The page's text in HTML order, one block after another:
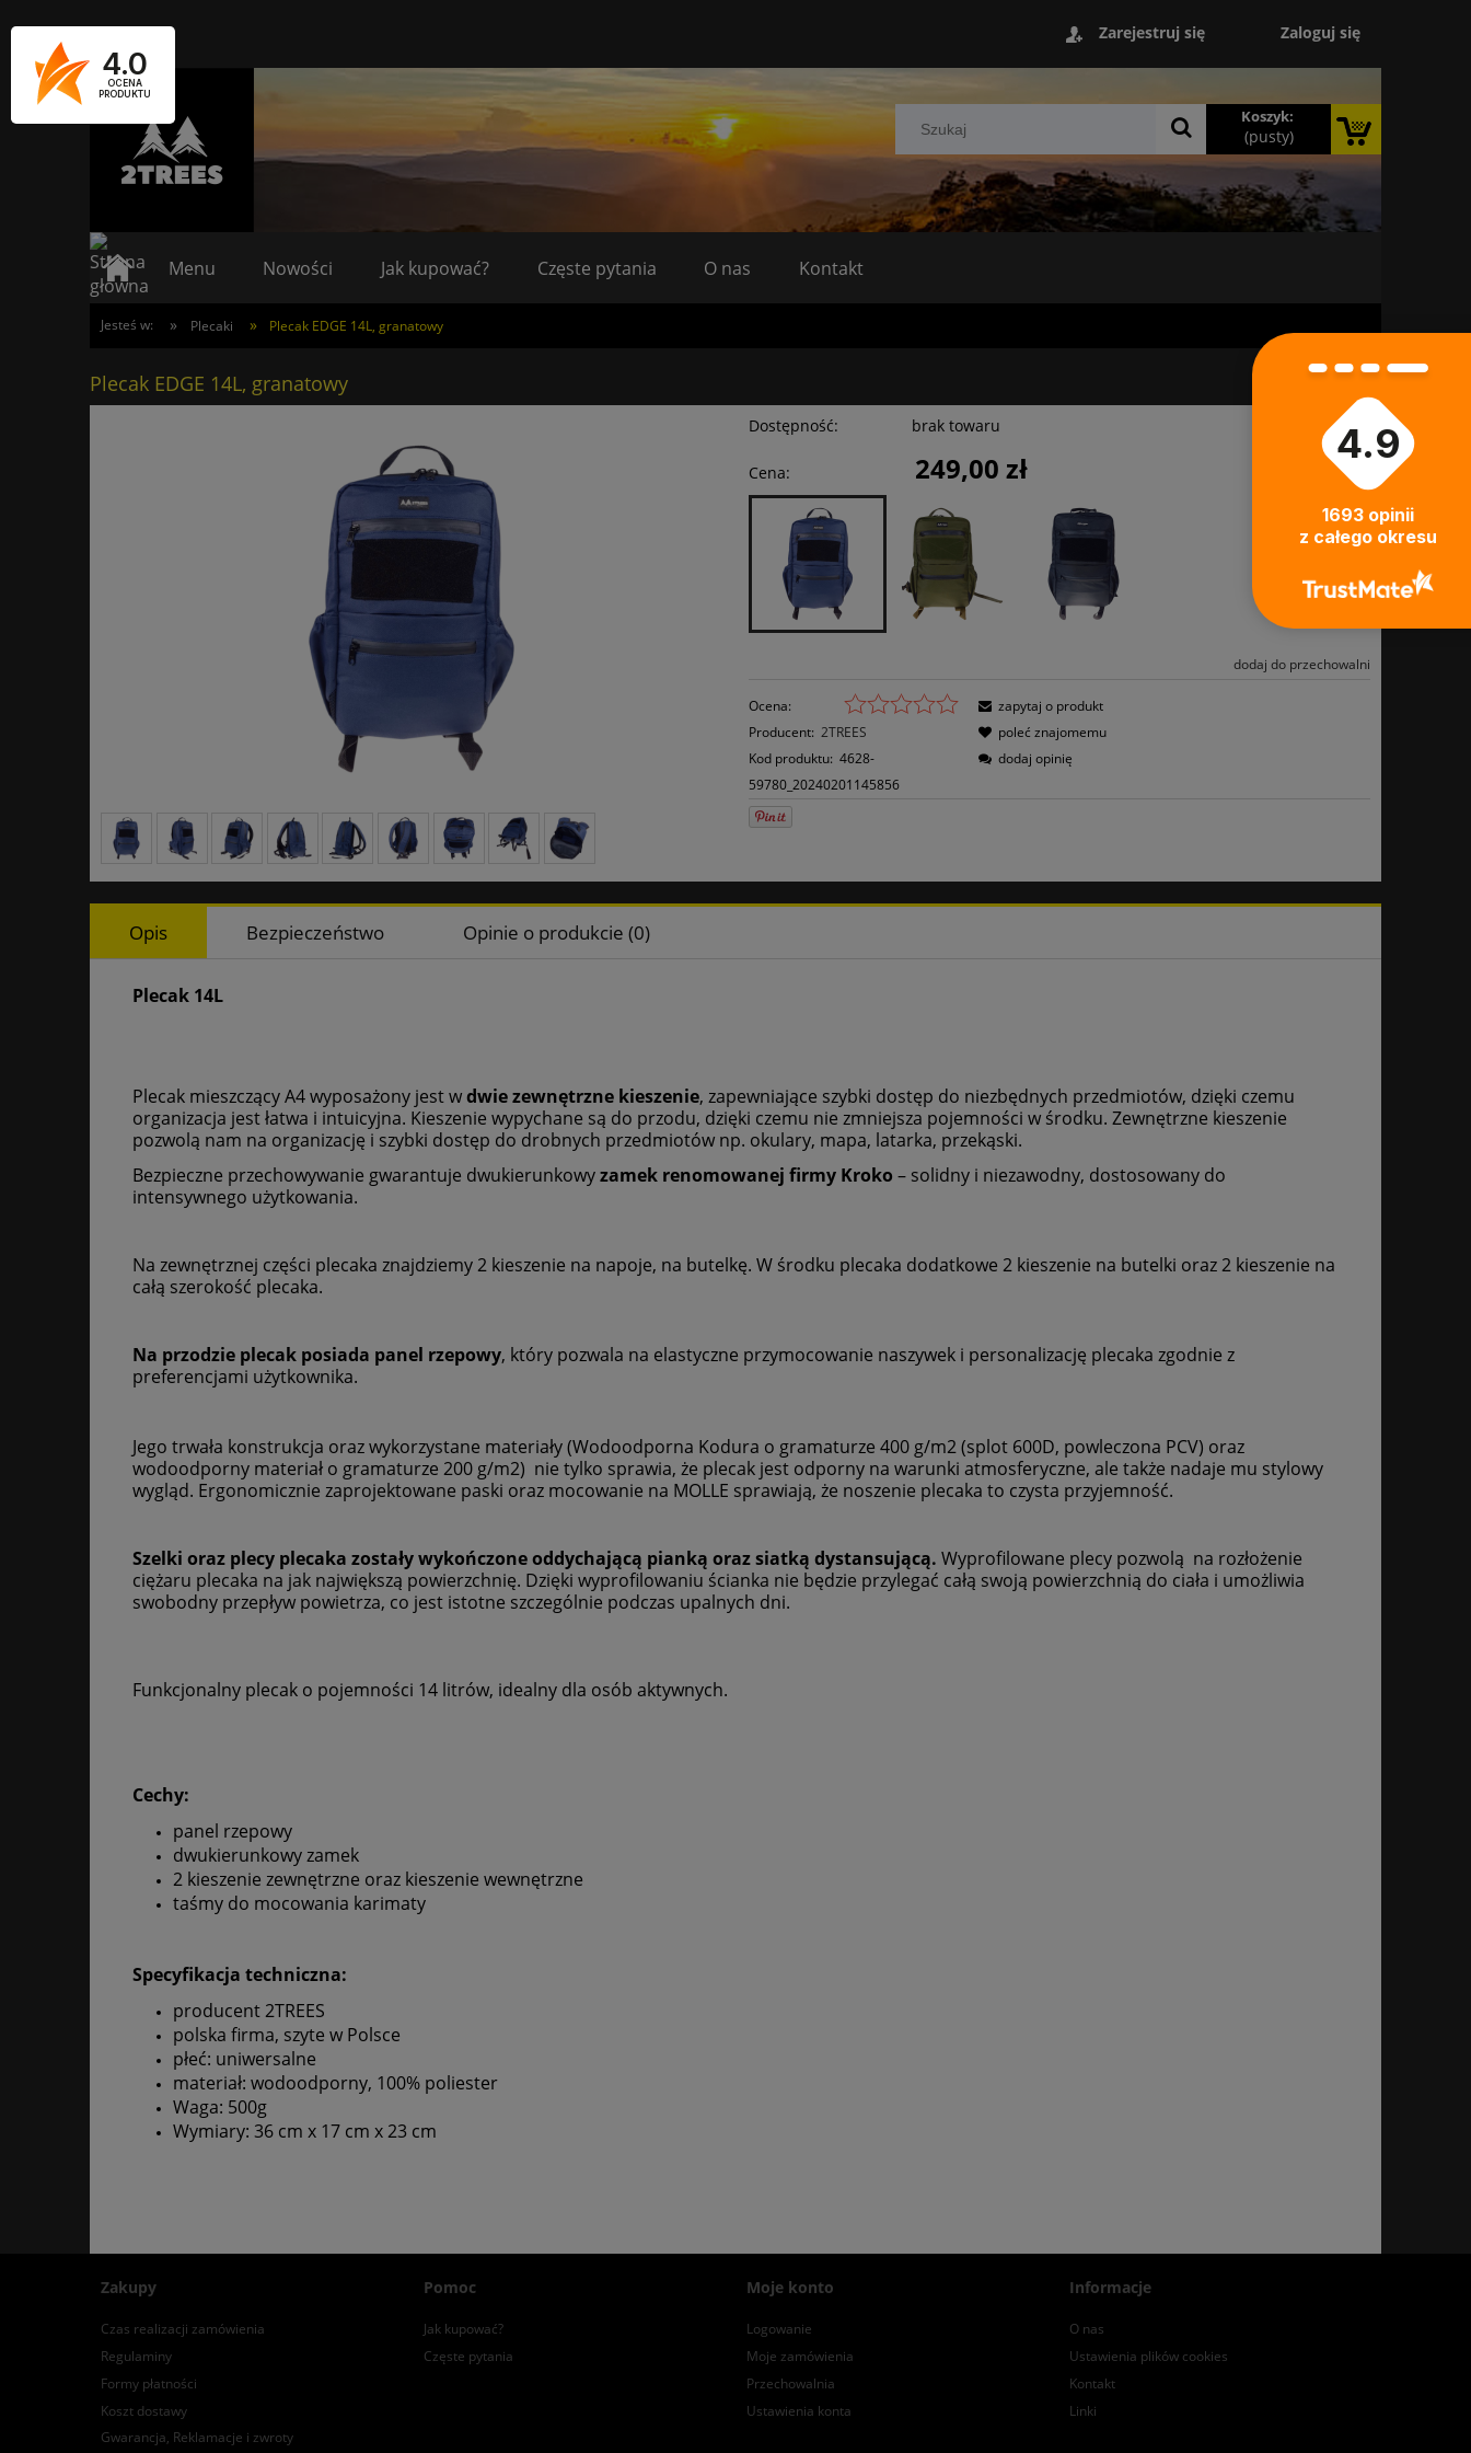
Zarejestruj się Zaloguj się
Koszyk:
(pusty)
Menu Nowości Jak kupować? Częste pytania O nas Kontakt
Jesteś w: » Plecaki » Plecak EDGE 14L, granatowy
Plecak EDGE 14L, granatowy
Dostępność: brak towaru
Cena: 249,00 zł
dodaj do przechowalni
Ocena:
Producent: 2TREES
Kod produktu: 4628-
59780_20240201145856
zapytaj o produkt
poleć znajomemu
dodaj opinię
Opis Bezpieczeństwo Opinie o produkcie (0)
Plecak 14L
Plecak mieszczący A4wyposażony jest wdwie zewnętrzne kieszenie, zapewniające szybki dostęp do niezbędnych przedmiotów, dzięki czemu
organizacja jest łatwa i intuicyjna. Kieszenie wypychane są do przodu, dzięki czemu nie zmniejsza pojemności w środku. Zewnętrzne kieszenie
pozwolą nam na organizację i szybki dostęp do drobnych przedmiotów np. okulary, mapa, latarka, przekąski.
Bezpieczne przechowywanie gwarantuje dwukierunkowyzamek renomowanej firmy Kroko – solidny i niezawodny, dostosowany do
intensywnego użytkowania.
Na zewnętrznej części plecaka znajdziemy 2 kieszenie na napoje, na butelkę. W środku plecaka dodatkowe 2 kieszenie na butelki oraz 2 kieszenie na
całą szerokość plecaka.
Na przodzie plecak posiada panel rzepowy, który pozwala na elastyczne przymocowanie naszywek i personalizację plecaka zgodnie z
preferencjami użytkownika.
Jego trwała konstrukcja oraz wykorzystane materiały (Wodoodporna Kodura o gramaturze 400 g/m2 (splot 600D, powleczona PCV) oraz
wodoodporny materiał o gramaturze 200 g/m2) nie tylko sprawia, że plecak jest odporny na warunki atmosferyczne, ale także nadaje mu stylowy
wygląd. Ergonomicznie zaprojektowane paski oraz mocowanie na MOLLE sprawiają, że noszenie plecaka to czysta przyjemność.
Szelki oraz plecy plecaka zostały wykończone oddychającą pianką oraz siatką dystansującą. Wyprofilowane plecy pozwolą na rozłożenie
ciężaru plecaka na jak największą powierzchnię. Dzięki wyprofilowaniu ścianka nie będzie przylegać całą swoją powierzchnią do ciała i umożliwia
swobodny przepływ powietrza, co jest istotne szczególnie podczas upalnych dni.
Funkcjonalny plecak o pojemności 14 litrów, idealny dla osób aktywnych.
Cechy:
panel rzepowy
dwukierunkowy zamek
2 kieszenie zewnętrzne oraz kieszenie wewnętrzne
taśmy do mocowania karimaty
Specyfikacja techniczna:
producent 2TREES
polska firma, szyte w Polsce
płeć: uniwersalne
materiał: wodoodporny, 100% poliester
Waga: 500g
Wymiary: 36 cm x 17 cm x 23 cm
Zakupy
Czas realizacji zamówienia
Regulaminy
Formy płatności
Koszt dostawy
Gwarancja, Reklamacje i zwroty
Pomoc
Jak kupować?
Częste pytania
Moje konto
Logowanie
Moje zamówienia
Przechowalnia
Ustawienia konta
Informacje
O nas
Ustawienia plików cookies
Kontakt
Linki
4.9
1693 opinii
z całego okresu
4.0
OCENA
PRODUKTU